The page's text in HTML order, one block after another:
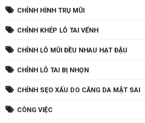
CHỈNH HÌNH TRỤ MŨI
CHỈNH KHÉP LỖ TAI VỂNH
CHỈNH LỖ MŨI ĐỀU NHAU HẠT ĐẬU
CHỈNH LỖ TAI BỊ NHỌN
CHỈNH SẸO XẤU DO CĂNG DA MẶT SAI
CÔNG VIỆC